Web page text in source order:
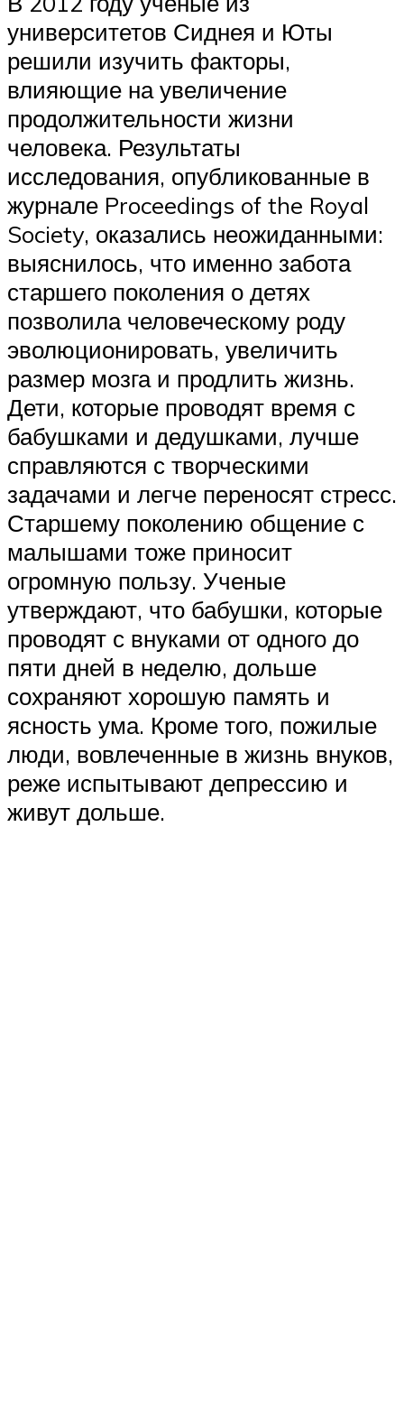
университетов Сиднея и Юты
решили изучить факторы,
влияющие на увеличение
продолжительности жизни
человека. Результаты
исследования, опубликованные в
журнале Proceedings of the Royal
Society, оказались неожиданными:
выяснилось, что именно забота
старшего поколения о детях
позволила человеческому роду
эволюционировать, увеличить
размер мозга и продлить жизнь.
Дети, которые проводят время с
бабушками и дедушками, лучше
справляются с творческими
задачами и легче переносят стресс.
Старшему поколению общение с
малышами тоже приносит
огромную пользу. Ученые
утверждают, что бабушки, которые
проводят с внуками от одного до
пяти дней в неделю, дольше
сохраняют хорошую память и
ясность ума. Кроме того, пожилые
люди, вовлеченные в жизнь внуков,
реже испытывают депрессию и
живут дольше.